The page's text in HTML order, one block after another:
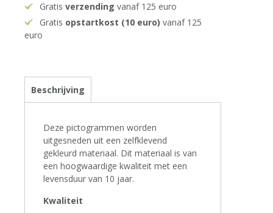
Gratisverzending vanaf 125 euro
Gratis opstartkost (10 euro) vanaf 125
euro
Beschrijving
Deze pictogrammen worden
uitgesneden uit een zelfklevend
gekleurd materiaal. Dit materiaal is van
een hoogwaardige kwaliteit met een
levensduur van 10 jaar.
Kwaliteit